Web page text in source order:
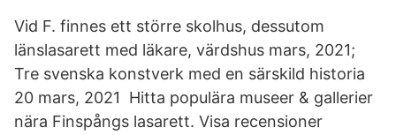
Vid F. finnes ett större skolhus, dessutom
länslasarett med läkare, värdshus mars, 2021;
Tre svenska konstverk med en särskild historia
20 mars, 2021 Hitta populära museer & gallerier
nära Finspångs lasarett. Visa recensioner